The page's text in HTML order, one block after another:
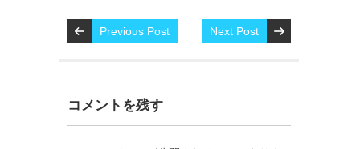
Previous Post Next Post
コメントを残す